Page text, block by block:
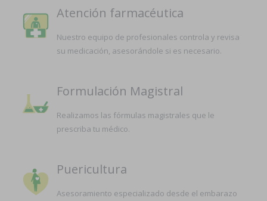
Atención farmacéutica
Nuestro equipo de profesionales controla y revisa
su medicación, asesorándole si es necesario.
Formulación Magistral
Realizamos las fórmulas magistrales que le
prescriba tu médico.
Puericultura
Asesoramiento especializado desde el embarazo